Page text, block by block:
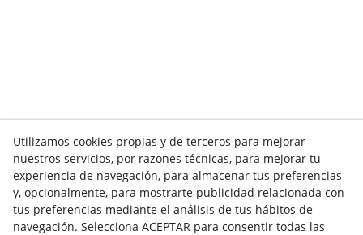
Utilizamos cookies propias y de terceros para mejorar
nuestros servicios, por razones técnicas, para mejorar tu
experiencia de navegación, para almacenar tus preferencias
y, opcionalmente, para mostrarte publicidad relacionada con
tus preferencias mediante el análisis de tus hábitos de
navegación. Selecciona ACEPTAR para consentir todas las